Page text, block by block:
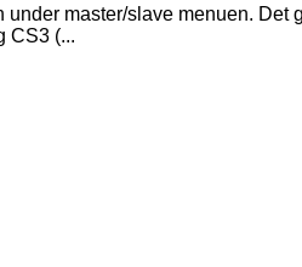
master/slave menuen. Det
CS3 (...